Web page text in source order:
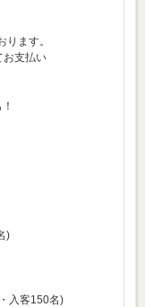
ます。
お支払い
)
入客150名)